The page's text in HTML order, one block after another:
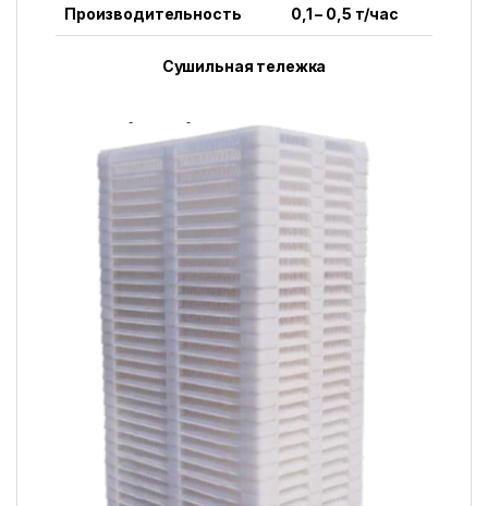
Производительность 0,1 – 0,5 т/час
Сушильная тележка